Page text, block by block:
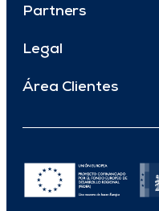
Partners
Legal
Área Clientes